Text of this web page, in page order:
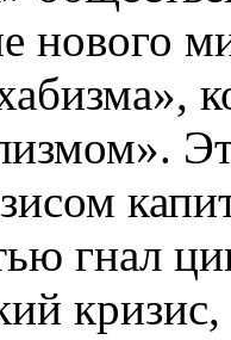
нового
гнал